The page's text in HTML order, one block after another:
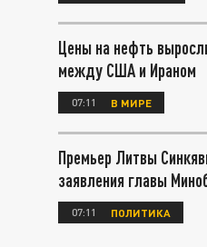
Цены на нефть
между США и Ираном
07:11 В МИРЕ
Премьер Литвы
заявления главы
07:11 ПОЛИТИКА